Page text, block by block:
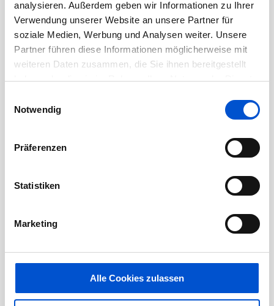
analysieren. Außerdem geben wir Informationen zu Ihrer
Verwendung unserer Website an unsere Partner für
soziale Medien, Werbung und Analysen weiter. Unsere
Partner führen diese Informationen möglicherweise mit
weiteren Daten zusammen, die Sie ihnen bereitgestellt
haben oder die sie im Rahmen Ihrer Nutzung der Dienste
Notwendig
Präferenzen
Statistiken
Marketing
Alle Cookies zulassen
Juni 2020
Mai 2020
April 2020
März 2020
Februar 2020
Dezember 2019
Juni 2019
Mai 2019